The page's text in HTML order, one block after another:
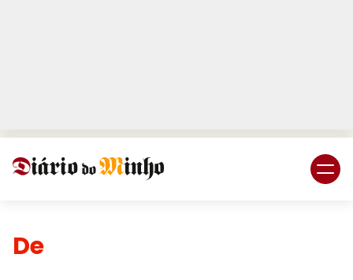
Desporto.